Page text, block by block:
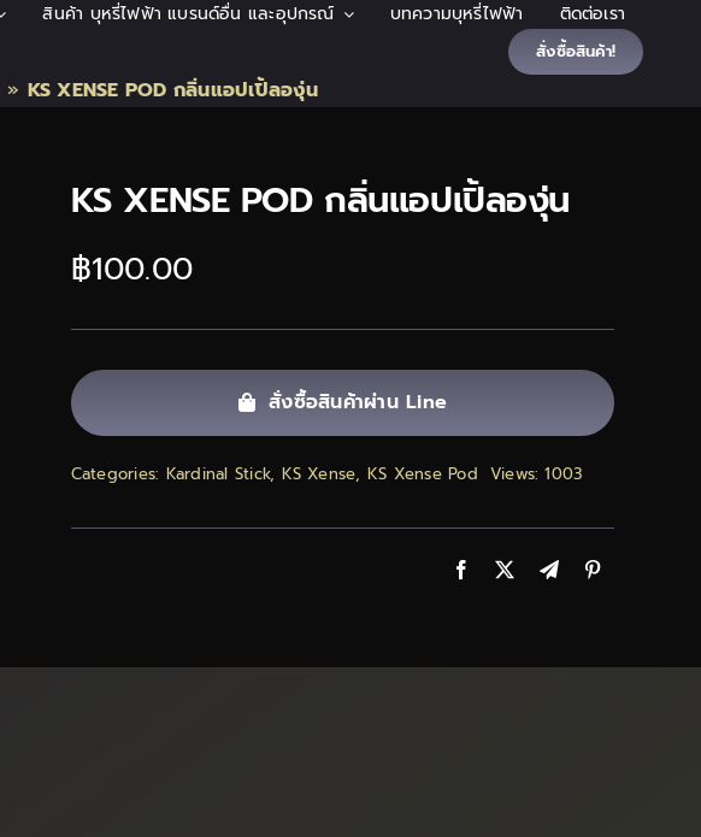
สินค้า บุหรี่ไฟฟ้า แบรนด์อื่น และอุปกรณ์ บทความบุหรี่ไฟฟ้า ติดต่อเรา
สั่งซื้อสินค้า!
» KS XENSE POD กลิ่นแอปเปิ้ลองุ่น
KS XENSE POD กลิ่นแอปเปิ้ลองุ่น
฿100.00
สั่งซื้อสินค้าผ่าน Line
Categories: Kardinal Stick, KS Xense, KS Xense Pod Views: 1003